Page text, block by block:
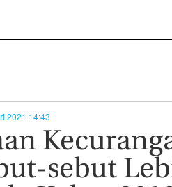
2021 14:43
sebut